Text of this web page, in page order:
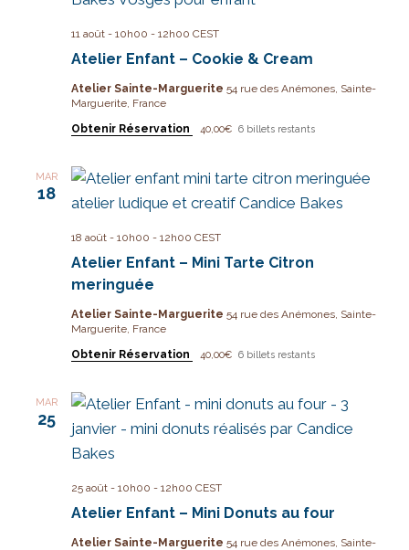
Atelier Enfant – Cookie & Cream
11 août - 10h00 - 12h00 CEST
Atelier Sainte-Marguerite 54 rue des Anémones, Sainte-
Marguerite, France
Obtenir Réservation
40,00€ 6 billets restants
MAR
18
Atelier Enfant – Mini Tarte Citron
meringuée
18 août - 10h00 - 12h00 CEST
Atelier Sainte-Marguerite 54 rue des Anémones, Sainte-
Marguerite, France
Obtenir Réservation
40,00€ 6 billets restants
MAR
25
Atelier Enfant – Mini Donuts au four
25 août - 10h00 - 12h00 CEST
Atelier Sainte-Marguerite 54 rue des Anémones, Sainte-